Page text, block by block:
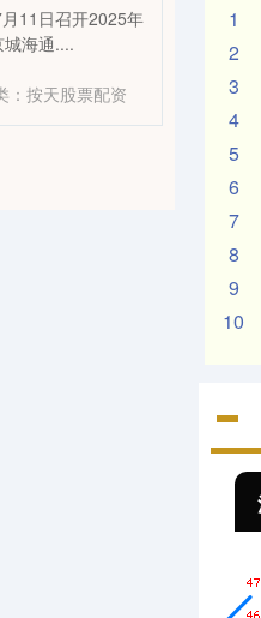
11日召开2025年
海通....
：按天股票配资
1
2
3
4
5
6
7
8
9
10